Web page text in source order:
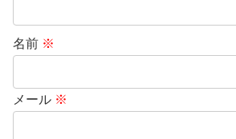
名前 ※
メール ※